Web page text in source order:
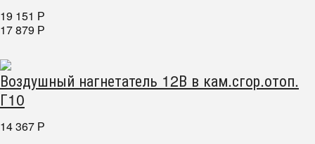
19 151 Р
17 879 Р
Воздушный нагнетатель 12В в кам.сгор.отоп.
Г10
14 367 Р